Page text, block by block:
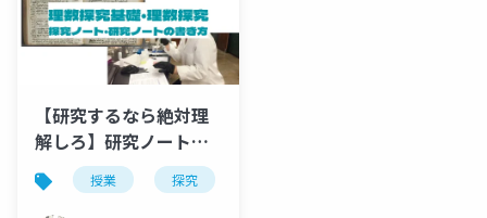
【研究するなら絶対理
解しろ】研究ノート・
探究ノートの書き方－
理数探究基礎・理数探
授業 探究